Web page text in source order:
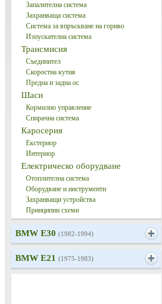
Запалителна система
Захранваща система
Система за впръскване на гориво
Изпускателна система
Трансмисия
Съединител
Скоростна кутия
Предна и задна ос
Шаси
Кормилно управление
Спирачна система
Каросерия
Екстериор
Интериор
Електрическо оборудване
Отоплителна система
Оборудване и инструменти
Захранващи устройства
Принципни схеми
BMW E30 (1982-1994)
BMW E21 (1975-1983)